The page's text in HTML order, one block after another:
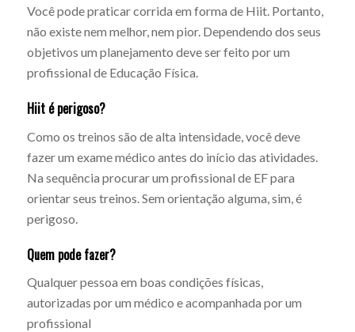
Você pode praticar corrida em forma de Hiit. Portanto,
não existe nem melhor, nem pior. Dependendo dos seus
objetivos um planejamento deve ser feito por um
profissional de Educação Física.
Hiit é perigoso?
Como os treinos são de alta intensidade, você deve
fazer um exame médico antes do início das atividades.
Na sequência procurar um profissional de EF para
orientar seus treinos. Sem orientação alguma, sim, é
perigoso.
Quem pode fazer?
Qualquer pessoa em boas condições físicas,
autorizadas por um médico e acompanhada por um
profissional